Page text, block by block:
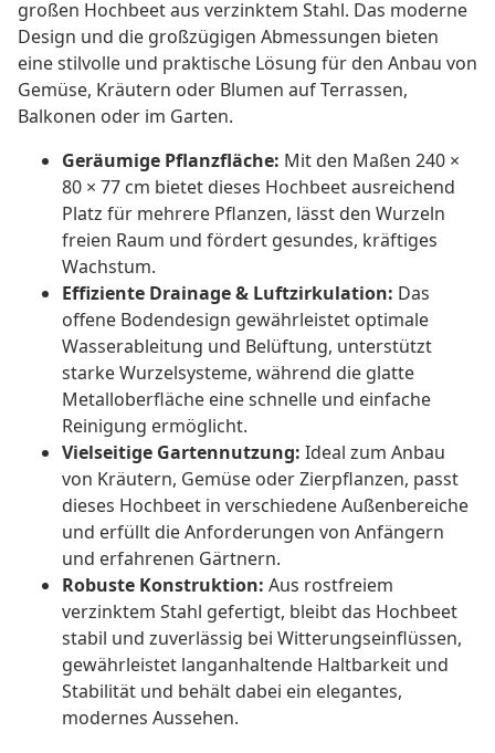
großen Hochbeet aus verzinktem Stahl. Das moderne
Design und die großzügigen Abmessungen bieten
eine stilvolle und praktische Lösung für den Anbau von
Gemüse, Kräutern oder Blumen auf Terrassen,
Balkonen oder im Garten.
Geräumige Pflanzfläche: Mit den Maßen 240 ×
80 × 77 cm bietet dieses Hochbeet ausreichend
Platz für mehrere Pflanzen, lässt den Wurzeln
freien Raum und fördert gesundes, kräftiges
Wachstum.
Effiziente Drainage & Luftzirkulation: Das
offene Bodendesign gewährleistet optimale
Wasserableitung und Belüftung, unterstützt
starke Wurzelsysteme, während die glatte
Metalloberfläche eine schnelle und einfache
Reinigung ermöglicht.
Vielseitige Gartennutzung: Ideal zum Anbau
von Kräutern, Gemüse oder Zierpflanzen, passt
dieses Hochbeet in verschiedene Außenbereiche
und erfüllt die Anforderungen von Anfängern
und erfahrenen Gärtnern.
Robuste Konstruktion: Aus rostfreiem
verzinktem Stahl gefertigt, bleibt das Hochbeet
stabil und zuverlässig bei Witterungseinflüssen,
gewährleistet langanhaltende Haltbarkeit und
Stabilität und behält dabei ein elegantes,
modernes Aussehen.